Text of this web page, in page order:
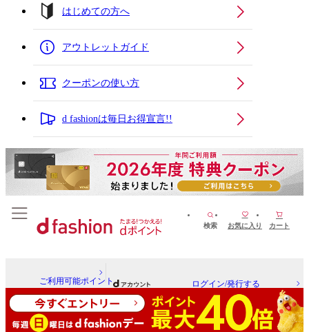
はじめての方へ
アウトレットガイド
クーポンの使い方
d fashionは毎日お得宣言!!
検索 お気に入り カート
ご利用可能ポイント ログイン/発行する